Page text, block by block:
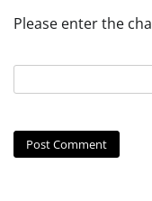
Please enter the